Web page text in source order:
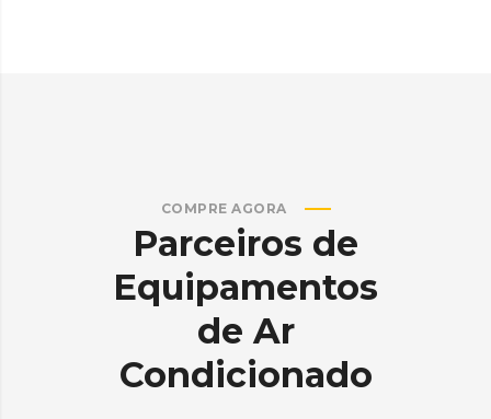
COMPRE AGORA
Parceiros de
Equipamentos
de Ar
Condicionado